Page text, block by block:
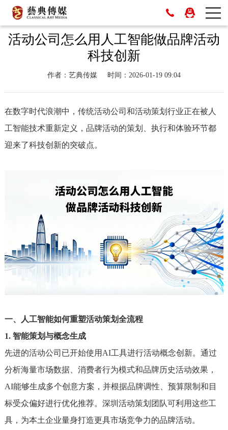
活动公司怎么用人工智能做品牌活动
科技创新
作者：艺典传媒 时间：2026-01-19 09:04
在数字时代浪潮中，传统活动公司和活动策划行业正在被人
工智能技术重新定义，品牌活动的策划、执行和体验环节都
迎来了科技创新的突破点。
一、人工智能如何重塑活动策划全流程
1. 智能策划与概念生成
先进的活动公司已开始使用AI工具进行活动概念创新。通过
分析海量市场数据、消费者行为模式和品牌历史活动效果，
AI能够生成多个创意方案，并根据品牌调性、预算限制和目
标受众偏好进行优化推荐。深圳活动策划团队可利用这些工
具，为本土企业量身打造更具市场竞争力的品牌活动。